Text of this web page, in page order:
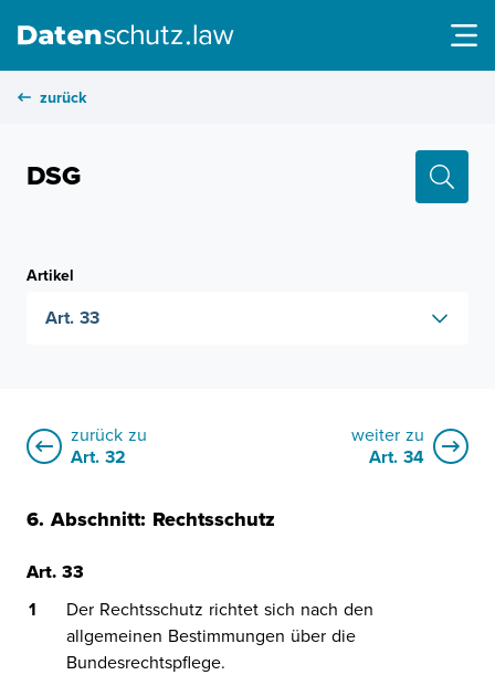
zurück
DSG
Artikel
Art. 33
zurück zu
Art. 32
weiter zu
Art. 34
6. Abschnitt: Rechtsschutz
Art. 33
Der Rechtsschutz richtet sich nach den
allgemeinen Bestimmungen über die
Bundesrechtspflege.